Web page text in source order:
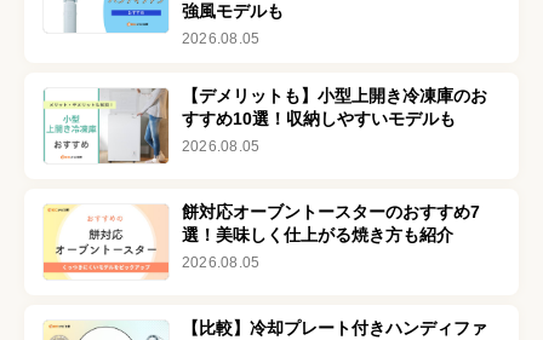
強風モデルも
2026.08.05
【デメリットも】小型上開き冷凍庫のお
すすめ10選！収納しやすいモデルも
2026.08.05
餅対応オーブントースターのおすすめ7
選！美味しく仕上がる焼き方も紹介
2026.08.05
【比較】冷却プレート付きハンディファ